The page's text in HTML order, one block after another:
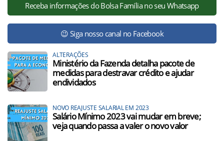
Receba informações do Bolsa Família no seu Whatsapp
😉 Siga nosso canal no Facebook
ALTERAÇÕES
Ministério da Fazenda detalha pacote de
medidas para destravar crédito e ajudar
endividados
NOVO REAJUSTE SALARIAL EM 2023
Salário Mínimo 2023 vai mudar em breve;
veja quando passa a valer o novo valor